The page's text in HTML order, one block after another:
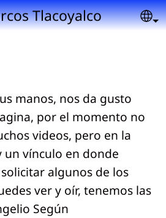
Tlacoyalco
manos, nos da gusto
por el momento no
videos, pero en la
vínculo en donde
algunos de los
ver y oír, tenemos las
Según